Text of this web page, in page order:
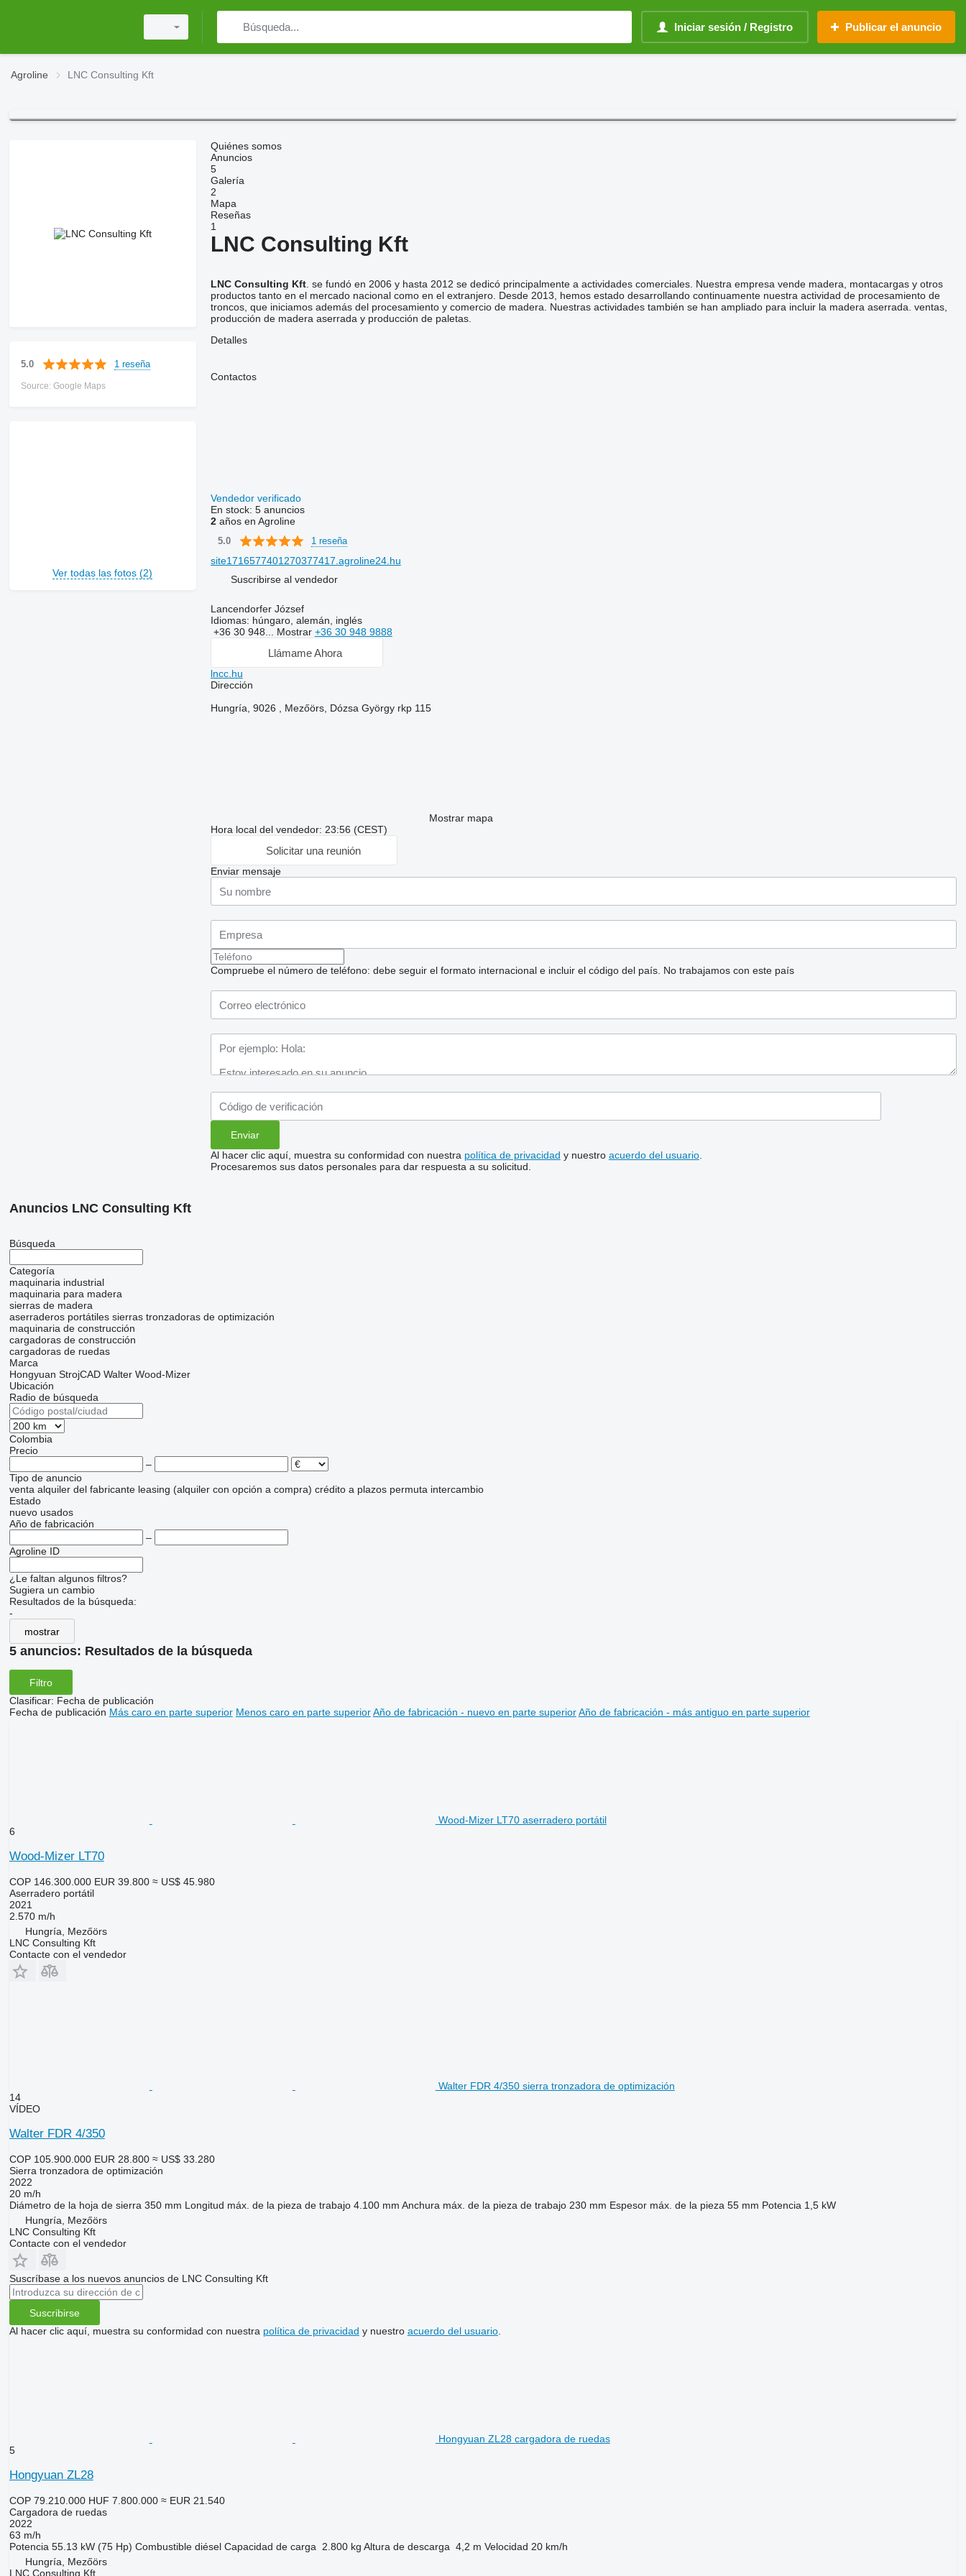
Iniciar sesión / Registro Publicar el anuncio
Agroline LNC Consulting Kft
5.0 1 reseña
Source: Google Maps
Ver todas las fotos (2)
Quiénes somos
Anuncios
5
Galería
2
Mapa
Reseñas
1
LNC Consulting Kft
LNC Consulting Kft. se fundó en 2006 y hasta 2012 se dedicó principalmente a actividades comerciales. Nuestra empresa vende madera, montacargas y otros
productos tanto en el mercado nacional como en el extranjero. Desde 2013, hemos estado desarrollando continuamente nuestra actividad de procesamiento de
troncos, que iniciamos además del procesamiento y comercio de madera. Nuestras actividades también se han ampliado para incluir la madera aserrada. ventas,
producción de madera aserrada y producción de paletas.
Detalles
Contactos
Vendedor verificado
En stock: 5 anuncios
2años en Agroline
5.0 1 reseña
site1716577401270377417.agroline24.hu
Suscribirse al vendedor
Lancendorfer József
Idiomas: húngaro, alemán, inglés
+36 30 948... Mostrar +36 30 948 9888
Llámame Ahora
lncc.hu
Dirección
Hungría, 9026 , Mezőörs, Dózsa György rkp 115
Mostrar mapa
Hora local del vendedor: 23:56 (CEST)
Solicitar una reunión
Enviar mensaje
Compruebe el número de teléfono: debe seguir el formato internacional e incluir el código del país. No trabajamos con este país
Al hacer clic aquí, muestra su conformidad con nuestra política de privacidad y nuestro acuerdo del usuario.
Procesaremos sus datos personales para dar respuesta a su solicitud.
Anuncios LNC Consulting Kft
Búsqueda
Categoría
maquinaria industrial
maquinaria para madera
sierras de madera
aserraderos portátiles sierras tronzadoras de optimización
maquinaria de construcción
cargadoras de construcción
cargadoras de ruedas
Marca
Hongyuan StrojCAD Walter Wood-Mizer
Ubicación
Radio de búsqueda
Colombia
Precio
–
Tipo de anuncio
venta alquiler del fabricante leasing (alquiler con opción a compra) crédito a plazos permuta intercambio
Estado
nuevo usados
Año de fabricación
–
Agroline ID
¿Le faltan algunos filtros?
Sugiera un cambio
Resultados de la búsqueda:
-
mostrar
5 anuncios: Resultados de la búsqueda
Filtro
Clasificar: Fecha de publicación
Fecha de publicación Más caro en parte superior Menos caro en parte superior Año de fabricación - nuevo en parte superior Año de fabricación - más antiguo en parte superior
Wood-Mizer LT70 aserradero portátil
6
Wood-Mizer LT70
COP 146.300.000 EUR 39.800 ≈ US$ 45.980
Aserradero portátil
2021
2.570 m/h
Hungría, Mezőörs
LNC Consulting Kft
Contacte con el vendedor
Walter FDR 4/350 sierra tronzadora de optimización
14
VÍDEO
Walter FDR 4/350
COP 105.900.000 EUR 28.800 ≈ US$ 33.280
Sierra tronzadora de optimización
2022
20 m/h
Diámetro de la hoja de sierra 350 mm Longitud máx. de la pieza de trabajo 4.100 mm Anchura máx. de la pieza de trabajo 230 mm Espesor máx. de la pieza 55 mm Potencia 1,5 kW
Hungría, Mezőörs
LNC Consulting Kft
Contacte con el vendedor
Suscríbase a los nuevos anuncios de LNC Consulting Kft
Suscribirse
Al hacer clic aquí, muestra su conformidad con nuestra política de privacidad y nuestro acuerdo del usuario.
Hongyuan ZL28 cargadora de ruedas
5
Hongyuan ZL28
COP 79.210.000 HUF 7.800.000 ≈ EUR 21.540
Cargadora de ruedas
2022
63 m/h
Potencia 55.13 kW (75 Hp) Combustible diésel Capacidad de carga 2.800 kg Altura de descarga 4,2 m Velocidad 20 km/h
Hungría, Mezőörs
LNC Consulting Kft